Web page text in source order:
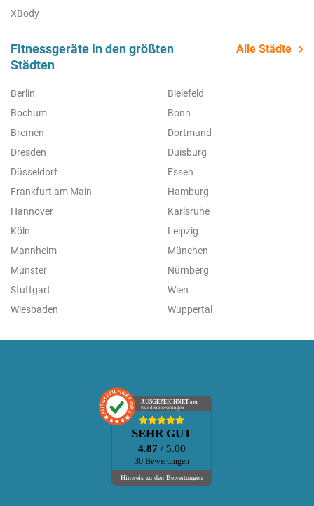
XBody
Fitnessgeräte in den größten
Städten
Alle Städte
Berlin
Bielefeld
Bochum
Bonn
Bremen
Dortmund
Dresden
Duisburg
Düsseldorf
Essen
Frankfurt am Main
Hamburg
Hannover
Karlsruhe
Köln
Leipzig
Mannheim
München
Münster
Nürnberg
Stuttgart
Wien
Wiesbaden
Wuppertal
AUSGEZEICHNET.org
Kundenbewertungen
SEHR GUT
4.87 / 5.00
30 Bewertungen
Hinweis zu den Bewertungen